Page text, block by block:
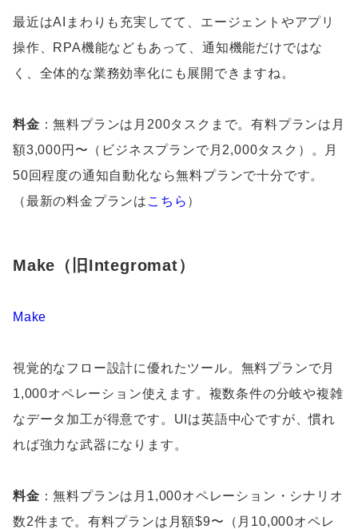
最近はAIまわりも充実してて、エージェントやアプリ
操作、RPA機能などもあって、通知機能だけではな
く、全体的な業務効率化にも展開できますね。
料金 ：無料プランは月200タスクまで。有料プランは月
額3,000円〜（ビジネスプランで月2,000タスク）。月
50回程度の通知自動化なら無料プランで十分です。
（最新の料金プランは こちら ）
Make（旧Integromat）
Make
視覚的なフロー設計に優れたツール。無料プランで月
1,000オペレーション使えます。複数条件の分岐や複雑
なデータ加工が得意です。UIは英語中心ですが、慣れ
れば強力な武器になります。
料金 ：無料プランは月1,000オペレーション・シナリオ
数2件まで。有料プランは月額$9〜（月10,000オペレ